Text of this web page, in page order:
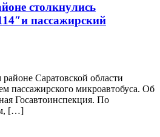
столкнулись
пассажирский
Саратовской области
пассажирского микроавтобуса. Об
Госавтоинспекция. По
[…]